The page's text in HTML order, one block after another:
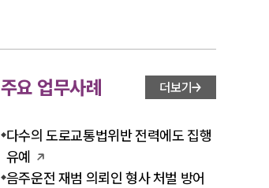
주요 업무사례 더보기
다수의 도로교통법위반 전력에도 집행
유예
음주운전 재범 의뢰인 형사 처벌 방어